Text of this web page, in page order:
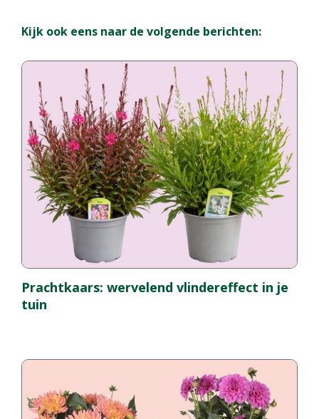
Kijk ook eens naar de volgende berichten:
Prachtkaars: wervelend vlindereffect in je
tuin